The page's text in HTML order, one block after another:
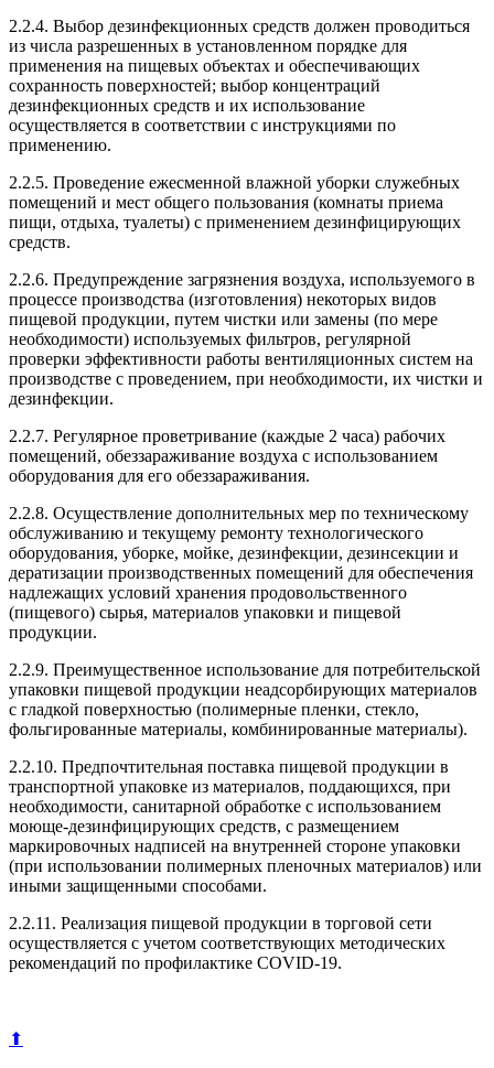
2.2.4. Выбор дезинфекционных средств должен проводиться
из числа разрешенных в установленном порядке для
применения на пищевых объектах и обеспечивающих
сохранность поверхностей; выбор концентраций
дезинфекционных средств и их использование
осуществляется в соответствии с инструкциями по
применению.
2.2.5. Проведение ежесменной влажной уборки служебных
помещений и мест общего пользования (комнаты приема
пищи, отдыха, туалеты) с применением дезинфицирующих
средств.
2.2.6. Предупреждение загрязнения воздуха, используемого в
процессе производства (изготовления) некоторых видов
пищевой продукции, путем чистки или замены (по мере
необходимости) используемых фильтров, регулярной
проверки эффективности работы вентиляционных систем на
производстве с проведением, при необходимости, их чистки и
дезинфекции.
2.2.7. Регулярное проветривание (каждые 2 часа) рабочих
помещений, обеззараживание воздуха с использованием
оборудования для его обеззараживания.
2.2.8. Осуществление дополнительных мер по техническому
обслуживанию и текущему ремонту технологического
оборудования, уборке, мойке, дезинфекции, дезинсекции и
дератизации производственных помещений для обеспечения
надлежащих условий хранения продовольственного
(пищевого) сырья, материалов упаковки и пищевой
продукции.
2.2.9. Преимущественное использование для потребительской
упаковки пищевой продукции неадсорбирующих материалов
с гладкой поверхностью (полимерные пленки, стекло,
фольгированные материалы, комбинированные материалы).
2.2.10. Предпочтительная поставка пищевой продукции в
транспортной упаковке из материалов, поддающихся, при
необходимости, санитарной обработке с использованием
моюще-дезинфицирующих средств, с размещением
маркировочных надписей на внутренней стороне упаковки
(при использовании полимерных пленочных материалов) или
иными защищенными способами.
2.2.11. Реализация пищевой продукции в торговой сети
осуществляется с учетом соответствующих методических
рекомендаций по профилактике COVID-19.
⬆